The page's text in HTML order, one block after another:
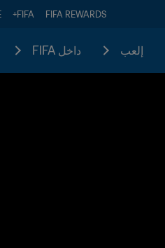
FIFA REWARDS
FIFA+
إلعب داخل FIFA